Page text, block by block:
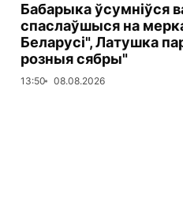
Бабарыка ўсумніўся
спаслаўшыся на
Беларусі", Латушка
розныя сябры"
13:50 08.08.2026